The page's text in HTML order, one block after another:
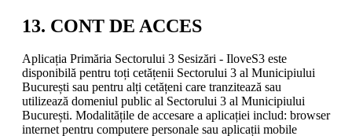
13. CONT DE ACCES
Aplicația Primăria Sectorului 3 Sesizări - IloveS3 este
disponibilă pentru toți cetățenii Sectorului 3 al Municipiului
București sau pentru alți cetățeni care tranzitează sau
utilizează domeniul public al Sectorului 3 al Municipiului
București. Modalitățile de accesare a aplicației includ: browser
internet pentru computere personale sau aplicații mobile